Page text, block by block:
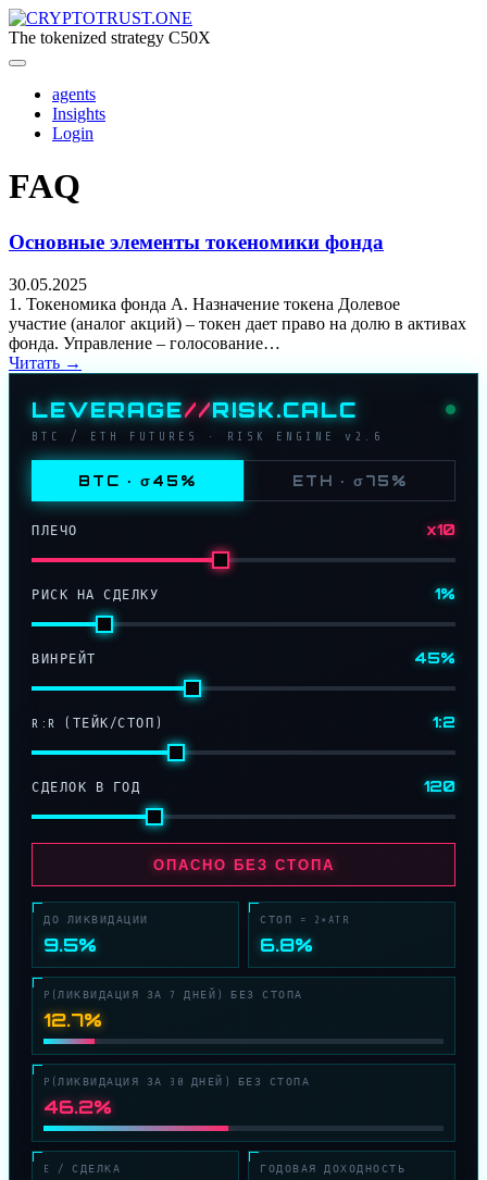
Перейти
к
содержимому
The tokenized strategy C50X
agents
Insights
Login
FAQ
Основные элементы токеномики фонда
30.05.2025
1. Токеномика фонда A. Назначение токена Долевое
участие (аналог акций) – токен дает право на долю в активах
фонда. Управление – голосование…
Читать →
LEVERAGE//RISK.CALC
BTC / ETH FUTURES · RISK ENGINE v2.6
BTC · σ45% ETH · σ75%
ПЛЕЧО x10
РИСК НА СДЕЛКУ 1%
ВИНРЕЙТ 45%
R:R (ТЕЙК/СТОП) 1:2
СДЕЛОК В ГОД 120
ОПАСНО БЕЗ СТОПА
ДО ЛИКВИДАЦИИ
9.5%
СТОП = 2×ATR
6.8%
P(ЛИКВИДАЦИЯ ЗА 7 ДНЕЙ) БЕЗ СТОПА
12.7%
P(ЛИКВИДАЦИЯ ЗА 30 ДНЕЙ) БЕЗ СТОПА
46.2%
E / СДЕЛКА ГОДОВАЯ ДОХОДНОСТЬ